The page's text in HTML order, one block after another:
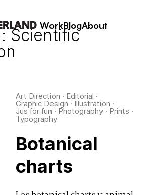
WorkBlogAbout
Scientific
Art Direction · Editorial ·
Graphic Design · Illustration ·
Jus for fun · Photography· Prints ·
Typography
Botanical
charts